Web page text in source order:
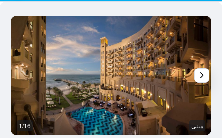
مبنى 1/16